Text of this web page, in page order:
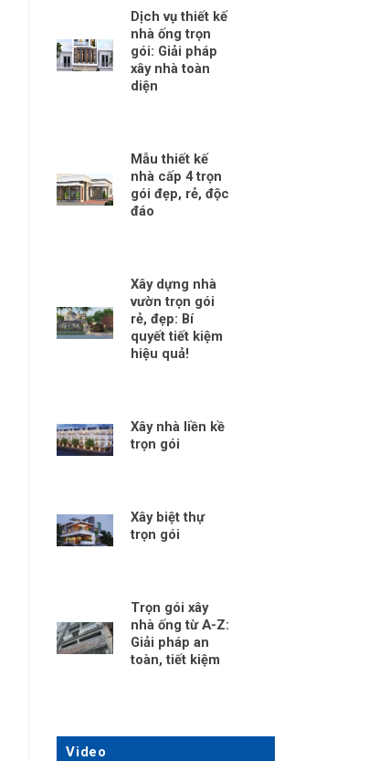
Dịch vụ thiết kế
nhà ống trọn
gói: Giải pháp
xây nhà toàn
diện
Mẫu thiết kế
nhà cấp 4 trọn
gói đẹp, rẻ, độc
đáo
Xây dựng nhà
vườn trọn gói
rẻ, đẹp: Bí
quyết tiết kiệm
hiệu quả!
Xây nhà liền kề
trọn gói
Xây biệt thự
trọn gói
Trọn gói xây
nhà ống từ A-Z:
Giải pháp an
toàn, tiết kiệm
Video